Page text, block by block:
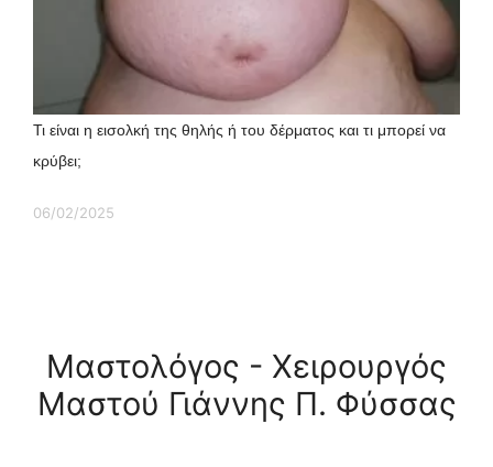
Τι είναι η εισολκή της θηλής ή του δέρματος και τι μπορεί να
κρύβει;
06/02/2025
Μαστολόγος - Χειρουργός
Μαστού Γιάννης Π. Φύσσας